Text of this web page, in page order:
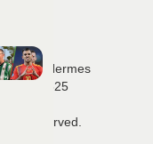
Hermes
216 525
reserved.